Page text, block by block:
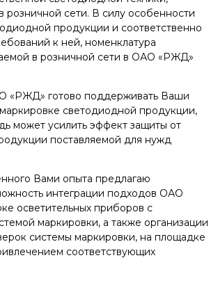
розничной сети. В силу особенности
продукции и соответственно
к ней, номенклатура
в розничной сети в ОАО «РЖД»
«РЖД» готово поддерживать Ваши
светодиодной продукции,
может усилить эффект защиты от
поставляемой для нужд
Вами опыта предлагаю
интеграции подходов ОАО
осветительных приборов с
маркировки, а также организации
системы маркировки, на площадке
соответствующих